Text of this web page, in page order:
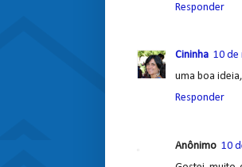
Responder
Cininha 10 de
uma boa
Responder
Anônimo 10